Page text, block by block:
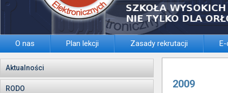
O nas Plan lekcji Zasady rekrutacji
Aktualności
RODO 2009